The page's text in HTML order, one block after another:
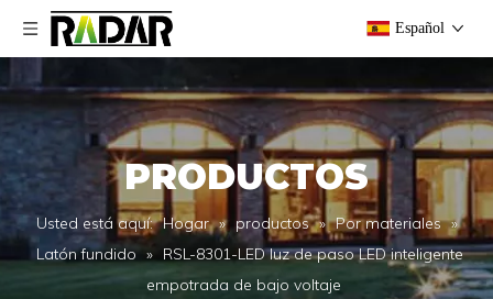
Español
PRODUCTOS
Usted está aquí: Hogar » productos » Por materiales »
Latón fundido » RSL-8301-LED luz de paso LED inteligente
empotrada de bajo voltaje